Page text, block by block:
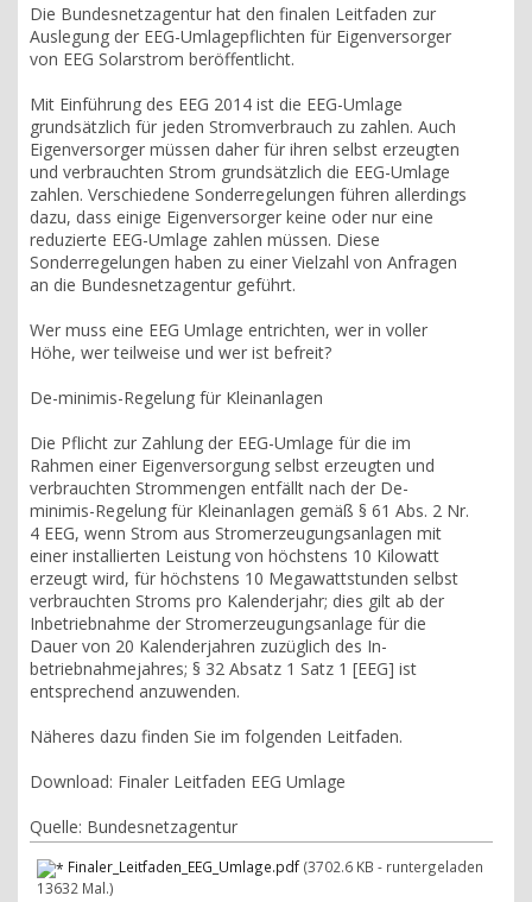
Die Bundesnetzagentur hat den finalen Leitfaden zur
Auslegung der EEG-Umlagepflichten für Eigenversorger
von EEG Solarstrom beröffentlicht.
Mit Einführung des EEG 2014 ist die EEG-Umlage
grundsätzlich für jeden Stromverbrauch zu zahlen. Auch
Eigenversorger müssen daher für ihren selbst erzeugten
und verbrauchten Strom grundsätzlich die EEG-Umlage
zahlen. Verschiedene Sonderregelungen führen allerdings
dazu, dass einige Eigenversorger keine oder nur eine
reduzierte EEG-Umlage zahlen müssen. Diese
Sonderregelungen haben zu einer Vielzahl von Anfragen
an die Bundesnetzagentur geführt.
Wer muss eine EEG Umlage entrichten, wer in voller
Höhe, wer teilweise und wer ist befreit?
De-minimis-Regelung für Kleinanlagen
Die Pflicht zur Zahlung der EEG-Umlage für die im
Rahmen einer Eigenversorgung selbst erzeugten und
verbrauchten Strommengen entfällt nach der De-
minimis-Regelung für Kleinanlagen gemäß § 61 Abs. 2 Nr.
4 EEG, wenn Strom aus Stromerzeugungsanlagen mit
einer installierten Leistung von höchstens 10 Kilowatt
erzeugt wird, für höchstens 10 Megawattstunden selbst
verbrauchten Stroms pro Kalenderjahr; dies gilt ab der
Inbetriebnahme der Stromerzeugungsanlage für die
Dauer von 20 Kalenderjahren zuzüglich des In-
betriebnahmejahres; § 32 Absatz 1 Satz 1 [EEG] ist
entsprechend anzuwenden.
Näheres dazu finden Sie im folgenden Leitfaden.
Download: Finaler Leitfaden EEG Umlage
Quelle: Bundesnetzagentur
Finaler_Leitfaden_EEG_Umlage.pdf(3702.6 KB - runtergeladen
13632 Mal.)